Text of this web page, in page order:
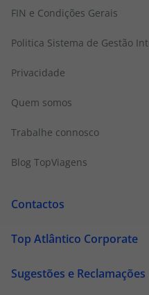
FIN e Condições Gerais
Politica Sistema de Gestão
Privacidade
Quem somos
Trabalhe connosco
Blog TopViagens
Contactos
Top Atlântico Corporate
Sugestões e Reclamações